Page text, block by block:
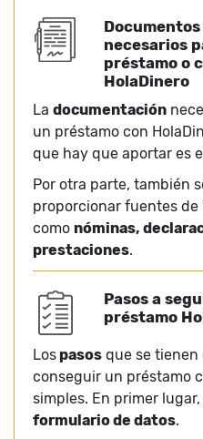
necesarios
préstamo o
HolaDinero
La documentación
un préstamo con
que hay que aportar es
Por otra parte, también
proporcionar fuentes de
como nóminas,
prestaciones.
Pasos a
préstamo
Los pasos que se tienen
conseguir un préstamo
simples. En primer
formulario de datos.